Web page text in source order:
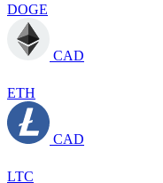
DOGE
CAD
ETH
CAD
LTC